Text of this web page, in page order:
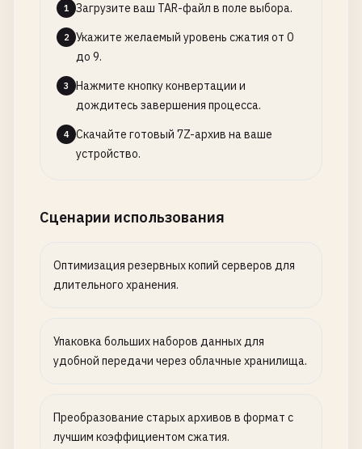
1 Загрузите ваш TAR-файл в поле выбора.
2
Укажите желаемый уровень сжатия от 0
до 9.
3
Нажмите кнопку конвертации и
дождитесь завершения процесса.
4
Скачайте готовый 7Z-архив на ваше
устройство.
Сценарии использования
Оптимизация резервных копий серверов для
длительного хранения.
Упаковка больших наборов данных для
удобной передачи через облачные хранилища.
Преобразование старых архивов в формат с
лучшим коэффициентом сжатия.